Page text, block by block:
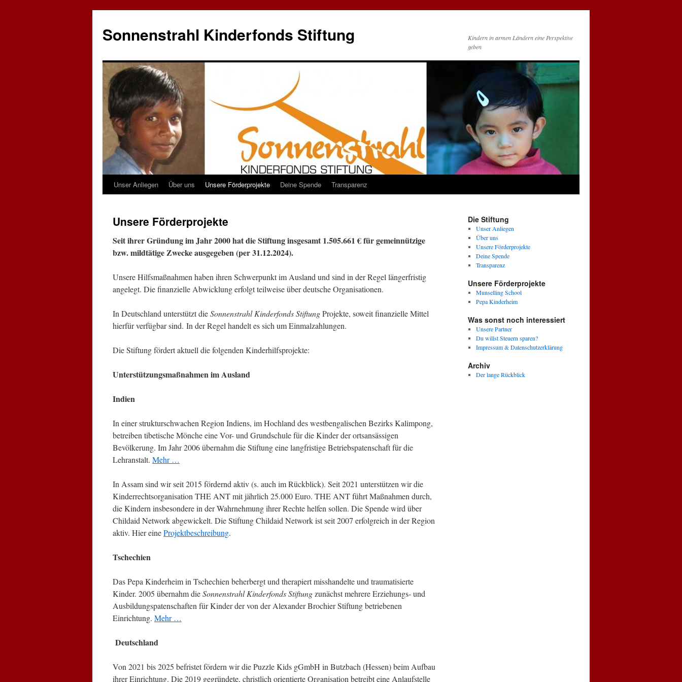
Sonnenstrahl Kinderfonds Stiftung
Kindern in armen Ländern eine Perspektive
geben
Zum
springen
Unser Anliegen Über uns Unsere Förderprojekte Deine Spende Transparenz
Unsere Förderprojekte
Seit ihrer Gründung im Jahr 2000 hat die Stiftung insgesamt 1.505.661 € für gemeinnützige
bzw. mildtätige Zwecke ausgegeben (per 31.12.2024).
Unsere Hilfsmaßnahmen haben ihren Schwerpunkt im Ausland und sind in der Regel längerfristig
angelegt. Die finanzielle Abwicklung erfolgt teilweise über deutsche Organisationen.
In Deutschland unterstützt dieSonnenstrahl Kinderfonds StiftungProjekte, soweit finanzielle Mittel
hierfür verfügbar sind. In der Regel handelt es sich um Einmalzahlungen.
Die Stiftung fördert aktuell die folgenden Kinderhilfsprojekte:
Unterstützungsmaßnahmen im Ausland
Indien
In einer strukturschwachen Region Indiens, im Hochland des westbengalischen Bezirks Kalimpong,
betreiben tibetische Mönche eine Vor- und Grundschule für die Kinder der ortsansässigen
Bevölkerung. Im Jahr 2006 übernahm die Stiftung eine langfristige Betriebspatenschaft für die
Lehranstalt. Mehr …
In Assam sind wir seit 2015 fördernd aktiv (s. auch im Rückblick). Seit 2021 unterstützen wir die
Kinderrechtsorganisation THE ANT mit jährlich 25.000 Euro. THE ANT führt Maßnahmen durch,
die Kindern insbesondere in der Wahrnehmung ihrer Rechte helfen sollen. Die Spende wird über
Childaid Network abgewickelt. Die Stiftung Childaid Network ist seit 2007 erfolgreich in der Region
aktiv. Hier eineProjektbeschreibung.
Tschechien
Das Pepa Kinderheim in Tschechien beherbergt und therapiert misshandelte und traumatisierte
Kinder. 2005 übernahm dieSonnenstrahl Kinderfonds Stiftungzunächst mehrere Erziehungs- und
Ausbildungspatenschaften für Kinder der von der Alexander Brochier Stiftung betriebenen
Einrichtung. Mehr …
Deutschland
Von 2021 bis 2025 befristet fördern wir die Puzzle Kids gGmbH in Butzbach (Hessen) beim Aufbau
ihrer Einrichtung. Die 2019 gegründete, christlich orientierte Organisation betreibt eine Anlaufstelle
Die Stiftung
Unser Anliegen
Über uns
Unsere Förderprojekte
Deine Spende
Transparenz
Unsere Förderprojekte
Munselling School
Pepa Kinderheim
Was sonst noch interessiert
Unsere Partner
Du willst Steuern sparen?
Impressum & Datenschutzerklärung
Archiv
Der lange Rückblick